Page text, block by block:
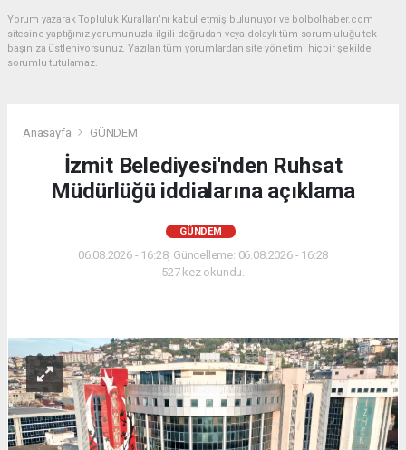
Yorum yazarak Topluluk Kuralları’nı kabul etmiş bulunuyor ve bolbolhaber.com
sitesine yaptığınız yorumunuzla ilgili doğrudan veya dolaylı tüm sorumluluğu tek
başınıza üstleniyorsunuz. Yazılan tüm yorumlardan site yönetimi hiçbir şekilde
sorumlu tutulamaz.
Anasayfa GÜNDEM
İzmit Belediyesi'nden Ruhsat
Müdürlüğü iddialarına açıklama
GÜNDEM
06.08.2026 - 16:28, Güncelleme: 06.08.2026 - 16:28
527 kez okundu.